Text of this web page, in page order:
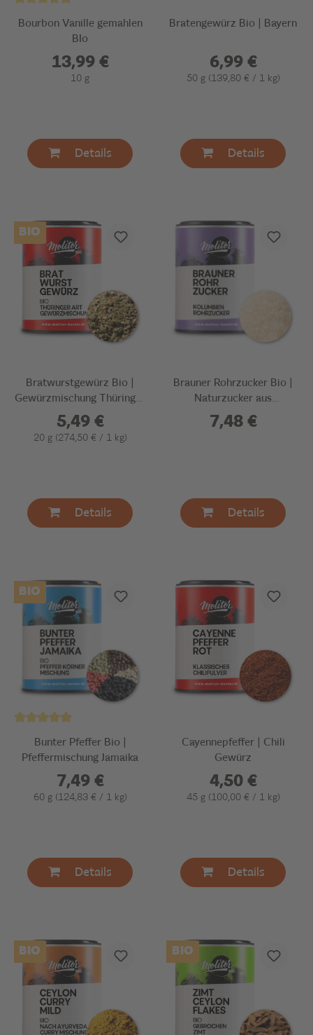
Bourbon Vanille gemahlen
BIo
13,99 €
10 g
Details
Bratengewürz Bio | Bayern
6,99 €
50 g (139,80 € / 1 kg)
Details
BIO
Bratwurstgewürz Bio |
Gewürzmischung Thüringer
Art
5,49 €
20 g (274,50 € / 1 kg)
Details
Brauner Rohrzucker Bio |
Naturzucker aus
Zuckerrohrsaft
7,48 €
Details
BIO
Bunter Pfeffer Bio |
Pfeffermischung Jamaika
7,49 €
60 g (124,83 € / 1 kg)
Details
Cayennepfeffer | Chili
Gewürz
4,50 €
45 g (100,00 € / 1 kg)
Details
BIO BIO